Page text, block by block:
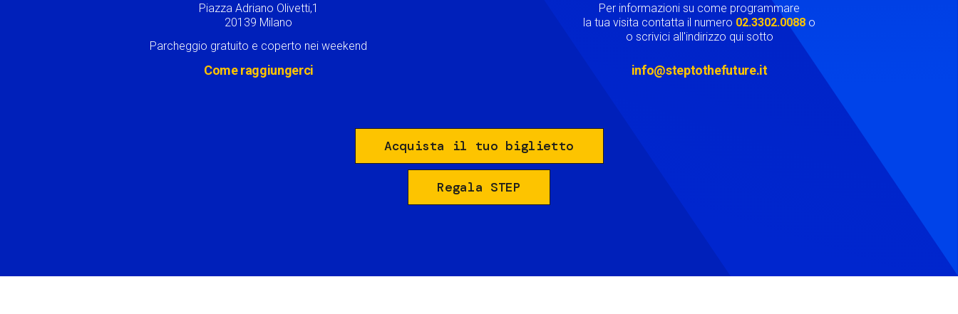
Piazza Adriano Olivetti,1
20139 Milano
Parcheggio gratuito e coperto nei weekend
Come raggiungerci
Per informazioni su come programmare
la tua visita contatta il numero 02.3302.0088 o
o scrivici all'indirizzo qui sotto
info@steptothefuture.it
Acquista il tuo biglietto
Regala STEP